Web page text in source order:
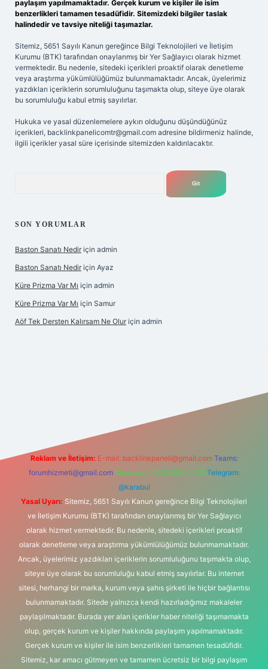
paylaşım yapılmamaktadır. Gerçek kurum ve kişiler ile isim
benzerlikleri tamamen tesadüfidir. Sitemizdeki bilgiler taslak
halindedir ve tavsiye niteliği taşımazlar.
Sitemiz, 5651 Sayılı Kanun gereğince Bilgi Teknolojileri ve İletişim
Kurumu (BTK) tarafından onaylanmış bir Yer Sağlayıcı olarak hizmet
vermektedir. Bu nedenle, sitedeki içerikleri proaktif olarak denetleme
veya araştırma yükümlülüğümüz bulunmamaktadır. Ancak, üyelerimiz
yazdıkları içeriklerin sorumluluğunu taşımakta olup, siteye üye olarak
bu sorumluluğu kabul etmiş sayılırlar.
Hukuka ve yasal düzenlemelere aykırı olduğunu düşündüğünüz
içerikleri, backlinkpanelicomtr@gmail.com adresine bildirmeniz halinde,
ilgili içerikler yasal süre içerisinde sitemizden kaldırılacaktır.
SON YORUMLAR
Baston Sanatı Nedir için admin
Baston Sanatı Nedir için Ayaz
Küre Prizma Var Mı için admin
Küre Prizma Var Mı için Samur
Aöf Tek Dersten Kalırsam Ne Olur için admin
Reklam ve İletişim: E-mail: backlinkpaneli@gmail.com Teams:
forumhizmeti@gmail.com Whatsapp: 0262 606 0 726 Telegram:
@karabul
Yasal Uyarı: Sitemiz, 5651 Sayılı Kanun gereğince Bilgi Teknolojileri
ve İletişim Kurumu (BTK) tarafından onaylanmış bir Yer Sağlayıcı
olarak hizmet vermektedir. Bu nedenle, sitedeki içerikleri proaktif
olarak denetleme veya araştırma yükümlülüğümüz bulunmamaktadır.
Ancak, üyelerimiz yazdıkları içeriklerin sorumluluğunu taşımakta olup,
siteye üye olarak bu sorumluluğu kabul etmiş sayılırlar. Bu internet
sitesi, herhangi bir marka, kurum veya şahıs şirketi ile hiçbir bağlantısı
bulunmamaktadır. Sitede yalnızca kendi hazırladığımız makaleler
paylaşılmaktadır. Burada yer alan içerikler haber niteliği taşımamakta
olup, gerçek kurum ve kişiler hakkında paylaşım yapılmamaktadır.
Gerçek kurum ve kişiler ile isim benzerlikleri tamamen tesadüfidir.
Sitemiz, kar amacı gütmeyen ve tamamen ücretsiz bir bilgi paylaşım